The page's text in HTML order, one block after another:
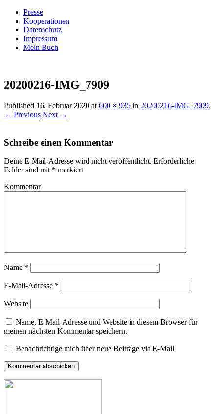
Presse
Kooperationen
Datenschutz
Impressum
Mein Buch
Villa König
20200216-IMG_7909
Published 16. Februar 2020 at 600 × 935 in 20200216-IMG_7909.
← Previous Next →
Schreibe einen Kommentar
Deine E-Mail-Adresse wird nicht veröffentlicht. Erforderliche
Felder sind mit * markiert
Kommentar
Name *
E-Mail-Adresse *
Website
Name, E-Mail-Adresse und Website in diesem Browser für
meinen nächsten Kommentar speichern.
Benachrichtige mich über neue Beiträge via E-Mail.